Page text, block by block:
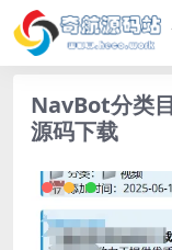
NavBot分类
源码下载